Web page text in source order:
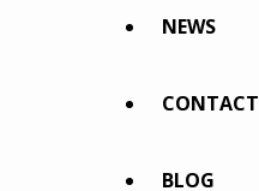
NEWS
CONTACT
BLOG